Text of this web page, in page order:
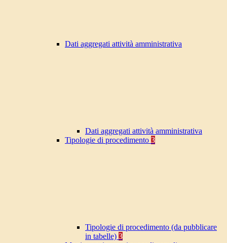
Dati aggregati attività amministrativa
Dati aggregati attività amministrativa
Tipologie di procedimento 3
Tipologie di procedimento (da pubblicare
in tabelle) 3